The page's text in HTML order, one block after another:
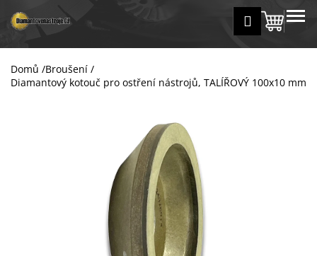
na
obsah
Přihlášení
košík
MENU
Domů /Broušení /
Diamantový kotouč pro ostření nástrojů, TALÍŘOVÝ 100x10 mm
š
Zpět
Zpět
C